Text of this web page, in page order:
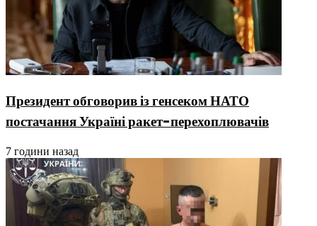
Президент обговорив із генсеком НАТО
постачання Україні ракет-перехоплювачів
7 години назад